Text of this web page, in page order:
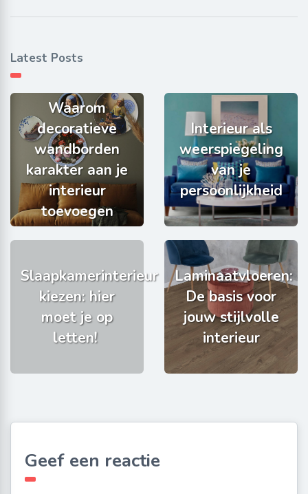
Latest Posts
Waarom
decoratieve
wandborden
karakter aan je
interieur
toevoegen
Interieur als
weerspiegeling
van je
persoonlijkheid
Slaapkamerinterieur
kiezen: hier
moet je op
letten!
Laminaatvloeren:
De basis voor
jouw stijlvolle
interieur
Geef een reactie